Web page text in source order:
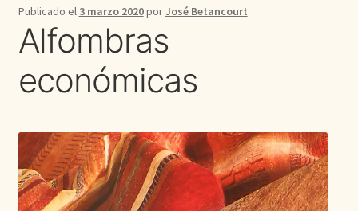
Outlet
Orientales
Persas
Modernas
Aubusson
Publicado el 3 marzo 2020porJosé Betancourt
Alfombras
económicas